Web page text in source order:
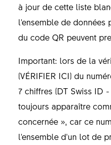
à jour de cette liste
l'ensemble de données
du code QR peuvent
Important: lors de la
(VÉRIFIER ICI) du
7 chiffres (DT Swiss ID
toujours apparaître
concernée », car ce
l'ensemble d'un lot de